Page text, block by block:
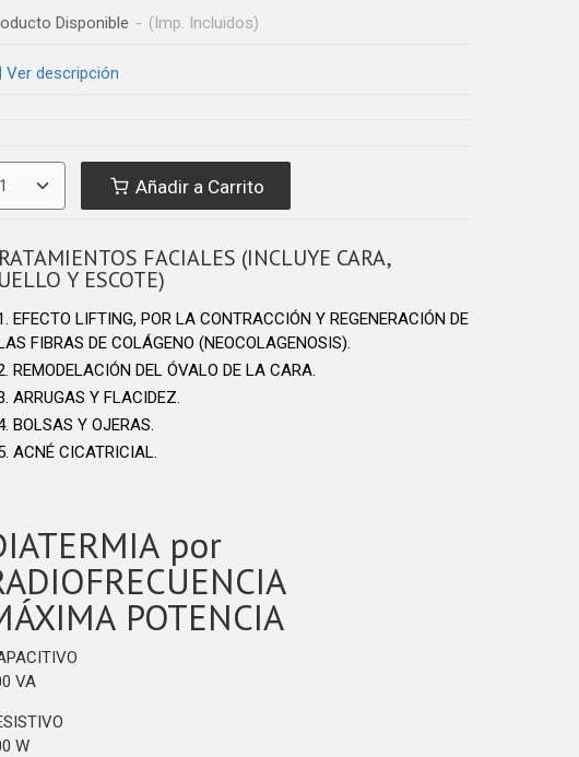
Disponible - (Imp. Incluidos)
Ver descripción
Añadir a Carrito
FACIALES (INCLUYE CARA,
Y ESCOTE)
EFECTO LIFTING, POR LA CONTRACCIÓN Y REGENERACIÓN DE
FIBRAS DE COLÁGENO (NEOCOLAGENOSIS).
REMODELACIÓN DEL ÓVALO DE LA CARA.
ARRUGAS Y FLACIDEZ.
BOLSAS Y OJERAS.
ACNÉ CICATRICIAL.
por
POTENCIA
VA
W